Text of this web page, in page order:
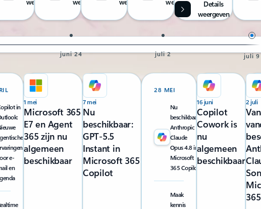
Details
weergeven
9 juli
2 juli
24 juni
2 juli
16 juni
Copilot
Cowork is
nu
algemeen
beschikbaar
28 MEI
Nu
beschikbaar:
Anthropic
Claude
Opus 4.8 in
Microsoft
365 Copilot
Maak
kennis
7 mei
Nu
beschikbaar:
GPT-5.5
Instant in
Microsoft 365
Copilot
1 mei
Microsoft 365
E7 en Agent
365 zijn nu
algemeen
beschikbaar
in
e-
en